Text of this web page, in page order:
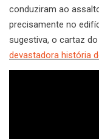
conduziram ao
precisamente no
sugestiva, o cartaz
devastadora história